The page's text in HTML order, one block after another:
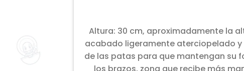
Altura: 30 cm, aproximadamente la
acabado ligeramente aterciopelado y
de las patas para que mantengan su